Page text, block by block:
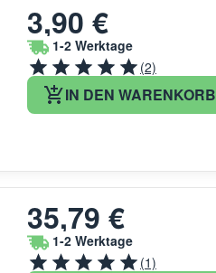
3,90 €
1-2 Werktage
(2)
IN DEN WARENKORB
35,79 €
1-2 Werktage
(1)